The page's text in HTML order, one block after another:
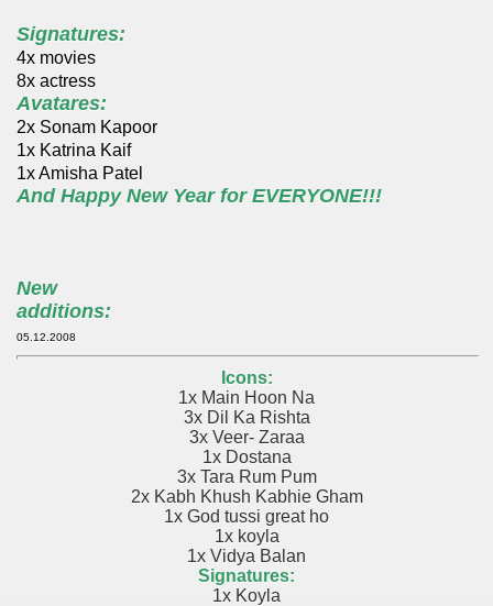
Signatures:
4x movies
8x actress
Avatares:
2x Sonam Kapoor
1x Katrina Kaif
1x Amisha Patel
And Happy New Year for EVERYONE!!!
New
additions:
05.12.2008
Icons:
1x Main Hoon Na
3x Dil Ka Rishta
3x Veer- Zaraa
1x Dostana
3x Tara Rum Pum
2x Kabh Khush Kabhie Gham
1x God tussi great ho
1x koyla
1x Vidya Balan
Signatures:
1x Koyla